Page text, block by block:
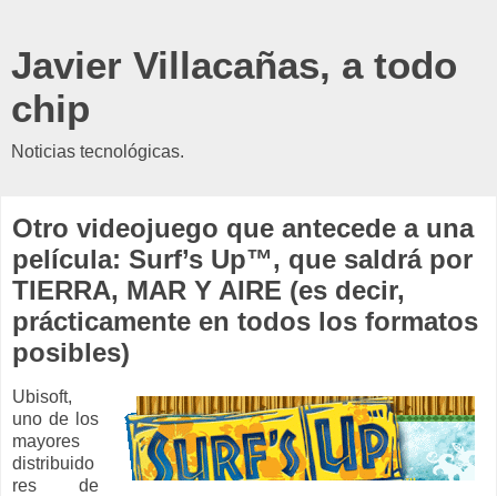
Javier Villacañas, a todo
chip
Noticias tecnológicas.
Otro videojuego que antecede a una
película: Surf’s Up™, que saldrá por
TIERRA, MAR Y AIRE (es decir,
prácticamente en todos los formatos
posibles)
Ubisoft,
uno de los
mayores
distribuido
res de